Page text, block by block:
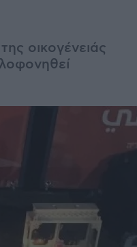
οικογένειάς